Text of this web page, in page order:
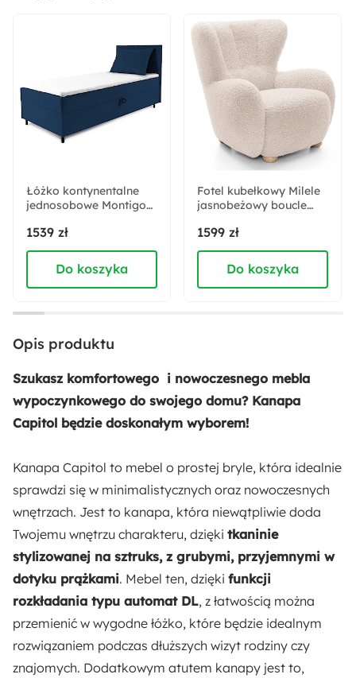
Płyta laminowana
Płyta meblowa Płyta pilśniowa
Boki:
Z dwoma bokami
Wyprodukowano w Polsce
Wysokość siedziska:
Głębokość siedziska:
60 cm
Szerokość podłokietnika:
22 cm
Rozmiar:
Średni
Łóżko kontynentalne
jednosobowe Montigo
pojemnikiem, topperem
i poduszką granatowe
sztruks nogi czarne
prawostronne
1539 zł
Do koszyka
Fotel kubełkowy Milele
jasnobeżowy boucle
1599 zł
Do koszyka
Opis produktu
Szukasz komfortowego i nowoczesnego mebla
wypoczynkowego do swojego domu? Kanapa
Capitol będzie doskonałym wyborem!
Kanapa Capitol to mebel o prostej bryle, która idealnie
sprawdzi się w minimalistycznych oraz nowoczesnych
wnętrzach. Jest to kanapa, która niewątpliwie doda
Twojemu wnętrzu charakteru, dzięki tkaninie
stylizowanej na sztruks, z grubymi, przyjemnymi w
dotyku prążkami. Mebel ten, dzięki funkcji
rozkładania typu automat DL, z łatwością można
przemienić w wygodne łóżko, które będzie idealnym
rozwiązaniem podczas dłuższych wizyt rodziny czy
znajomych. Dodatkowym atutem kanapy jest to,